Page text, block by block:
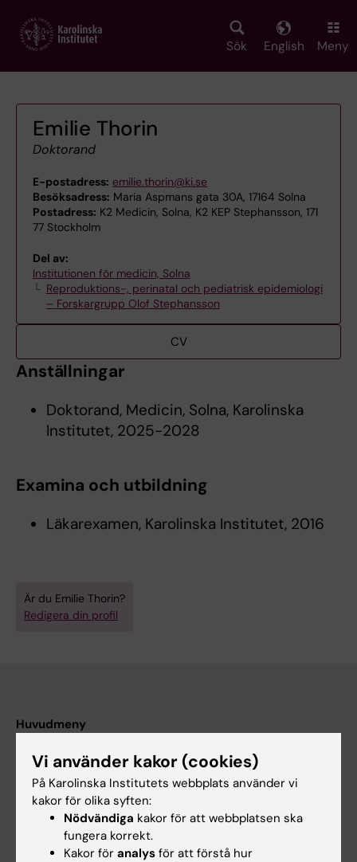
main
Sök English Meny
Emilie Thorin
Doktorand
E-postadress: emilie.thorin@ki.se
Besöksadress: Maria Aspmans gata 30A, 17164 Solna
Postadress: K2 Medicin, Solna, K2 KEP Stephansson, 171
77 Stockholm
Del av:
Institutionen för medicin, Solna
Reproduktions-, perinatal och pediatrisk epidemiologi
– Forskargrupp Olof Stephansson
CV
Anställningar
Doktorand, Medicin, Solna, Karolinska
Institutet, 2025-2028
Examina och utbildning
Läkarexamen, Karolinska Institutet, 2016
Är du Emilie Thorin?
Redigera din profil
Huvudmeny
Utbildning
Forskarutbildning
Forskning
Vi använder kakor (cookies)
På Karolinska Institutets webbplats använder vi
kakor för olika syften:
Nödvändiga kakor för att webbplatsen ska
fungera korrekt.
Kakor för analys för att förstå hur